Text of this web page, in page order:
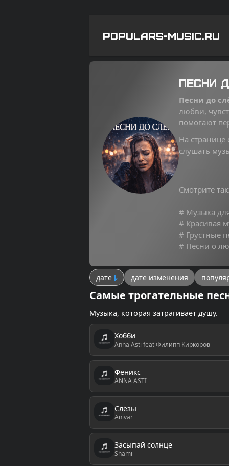
POPULARS-MUSIC.RU
Песни
Песни до
любви,
помогают
На
слушать
Смотрите
# Музыка
# Красивая
# Грустные
# Песни о
дате дате изменения
Самые трогательные
Музыка, которая затрагивает душу.
Хобби
Anna Asti feat Филипп Киркоров
Феникс
ANNA ASTI
Слёзы
Anivar
Засыпай солнце
Shami